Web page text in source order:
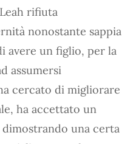
rifiuta
nonostante sappia
avere un figlio, per la
assumersi
cercato di migliorare
ha accettato un
una certa